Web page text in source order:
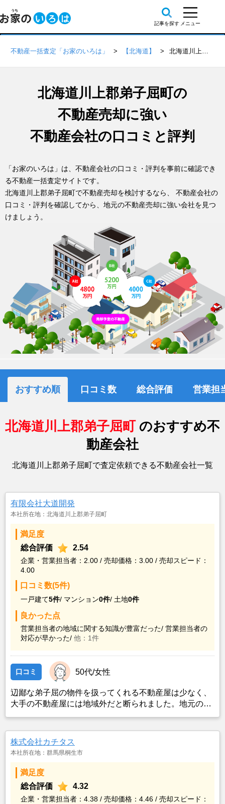
不動産一括査定「お家のいろは」 【北海道】 北海道川上郡弟子屈町の不動産会社 口コミ・評判一覧
北海道川上郡弟子屈町の
不動産売却に強い
不動産会社の口コミと評判
「お家のいろは」は、不動産会社の口コミ・評判を事前に確認でき
る不動産一括査定サイトです。
北海道川上郡弟子屈町で不動産売却を検討するなら、 不動産会社の
口コミ・評判を確認してから、地元の不動産売却に強い会社を見つ
けましょう。
おすすめ順 口コミ数 総合評価 営業担
北海道川上郡弟子屈町 のおすすめ不
動産会社
北海道川上郡弟子屈町で査定依頼できる不動産会社一覧
有限会社大道開発
本社所在地：北海道川上郡弟子屈町
満足度
総合評価
2.54
企業・営業担当者：2.00 / 売却価格：3.00 / 売却スピード：
4.00
口コミ数(5件)
一戸建て5件/ マンション0件/ 土地0件
良かった点
営業担当者の地域に関する知識が豊富だった/ 営業担当者の
対応が早かった/ 他：1件
口コミ 50代/女性
辺鄙な弟子屈の物件を扱ってくれる不動産屋は少なく、
大手の不動産屋には地域外だと断られました。地元の不
クに適した家を探してる方はインターネットで探してく
れるので大手不動産屋でなくてもいいかと思いました。
株式会社カチタス
本社所在地：群馬県桐生市
満足度
総合評価
4.32
企業・営業担当者：4.38 / 売却価格：4.46 / 売却スピード：